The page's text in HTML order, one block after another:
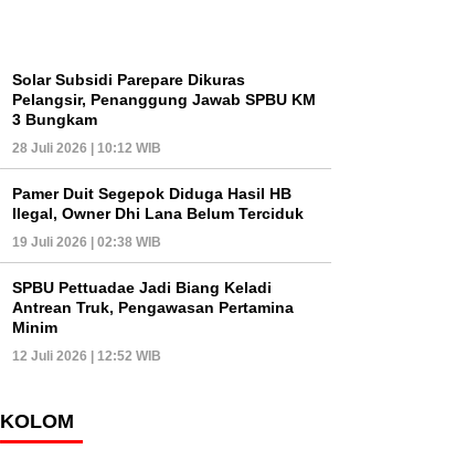
Solar Subsidi Parepare Dikuras
Pelangsir, Penanggung Jawab SPBU KM
3 Bungkam
28 Juli 2026 | 10:12 WIB
Pamer Duit Segepok Diduga Hasil HB
Ilegal, Owner Dhi Lana Belum Terciduk
19 Juli 2026 | 02:38 WIB
SPBU Pettuadae Jadi Biang Keladi
Antrean Truk, Pengawasan Pertamina
Minim
12 Juli 2026 | 12:52 WIB
KOLOM